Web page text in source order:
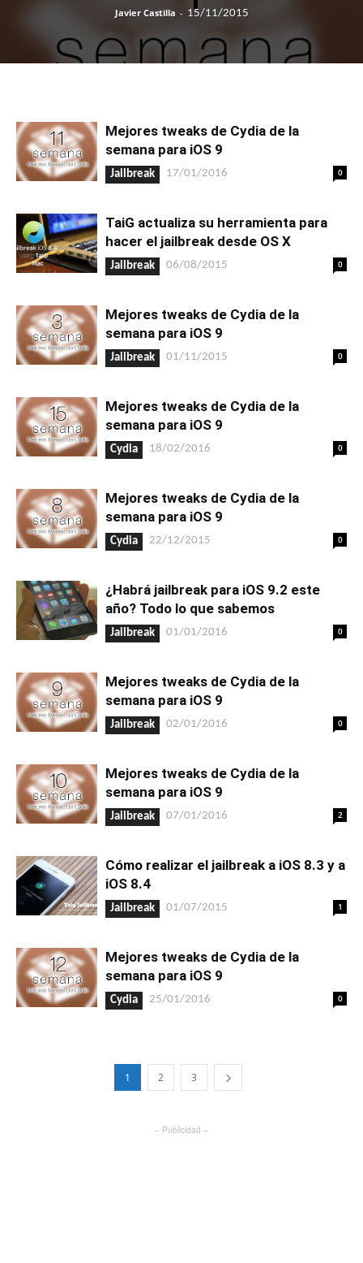
Javier Castilla - 15/11/2015
Mejores tweaks de Cydia de la
semana para iOS 9
Jailbreak 17/01/2016 0
TaiG actualiza su herramienta para
hacer el jailbreak desde OS X
Jailbreak 06/08/2015 0
Mejores tweaks de Cydia de la
semana para iOS 9
Jailbreak 01/11/2015 0
Mejores tweaks de Cydia de la
semana para iOS 9
Cydia 18/02/2016 0
Mejores tweaks de Cydia de la
semana para iOS 9
Cydia 22/12/2015 0
¿Habrá jailbreak para iOS 9.2 este
año? Todo lo que sabemos
Jailbreak 01/01/2016 0
Mejores tweaks de Cydia de la
semana para iOS 9
Jailbreak 02/01/2016 0
Mejores tweaks de Cydia de la
semana para iOS 9
Jailbreak 07/01/2016 2
Cómo realizar el jailbreak a iOS 8.3 y a
iOS 8.4
Jailbreak 01/07/2015 1
Mejores tweaks de Cydia de la
semana para iOS 9
Cydia 25/01/2016 0
1 2 3
– Publicidad –